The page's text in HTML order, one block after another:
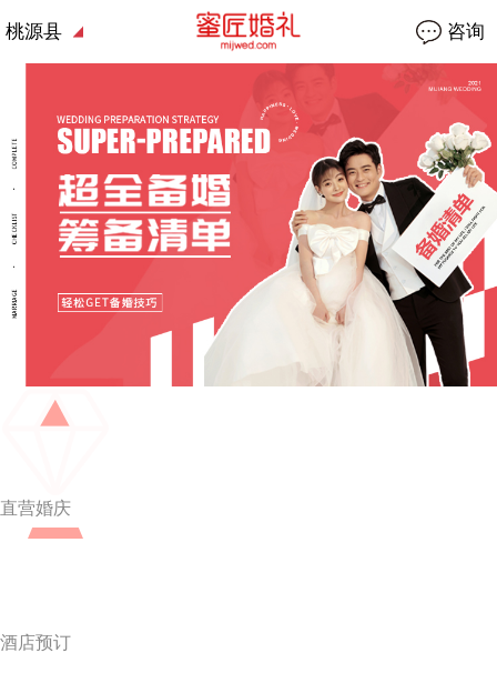
桃源县 咨询
直营婚庆
酒店预订